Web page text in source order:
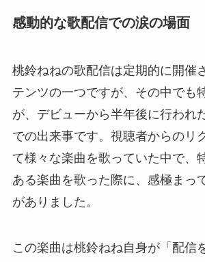
感動的な歌配信での涙の場面
桃鈴ねねの歌配信は定期的に開催
テンツの一つですが、その中でも
が、デビューから半年後に行われ
での出来事です。視聴者からのリ
て様々な楽曲を歌っていた中で、
ある楽曲を歌った際に、感極まっ
がありました。
この楽曲は桃鈴ねね自身が「配信